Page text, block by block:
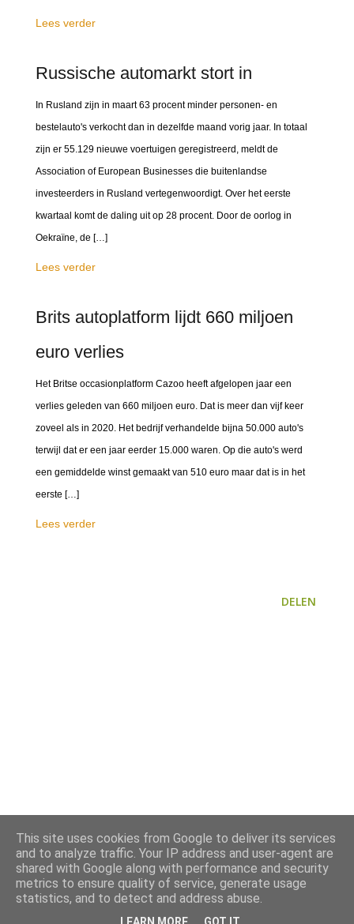
Lees verder
Russische automarkt stort in
In Rusland zijn in maart 63 procent minder personen- en
bestelauto's verkocht dan in dezelfde maand vorig jaar. In totaal
zijn er 55.129 nieuwe voertuigen geregistreerd, meldt de
Association of European Businesses die buitenlandse
investeerders in Rusland vertegenwoordigt. Over het eerste
kwartaal komt de daling uit op 28 procent. Door de oorlog in
Oekraïne, de […]
Lees verder
Brits autoplatform lijdt 660 miljoen
euro verlies
Het Britse occasionplatform Cazoo heeft afgelopen jaar een
verlies geleden van 660 miljoen euro. Dat is meer dan vijf keer
zoveel als in 2020. Het bedrijf verhandelde bijna 50.000 auto's
terwijl dat er een jaar eerder 15.000 waren. Op die auto's werd
een gemiddelde winst gemaakt van 510 euro maar dat is in het
eerste […]
Lees verder
DELEN
This site uses cookies from Google to deliver its services
and to analyze traffic. Your IP address and user-agent are
shared with Google along with performance and security
metrics to ensure quality of service, generate usage
statistics, and to detect and address abuse.